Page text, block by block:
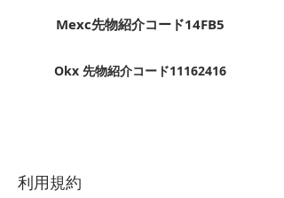
Mexc先物紹介コード14FB5
Okx 先物紹介コード11162416
利用規約